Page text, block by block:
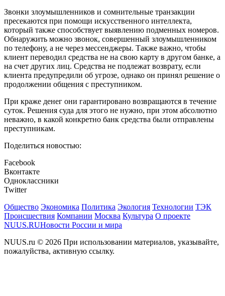
Звонки злоумышленников и сомнительные транзакции
пресекаются при помощи искусственного интеллекта,
который также способствует выявлению подменных номеров.
Обнаружить можно звонок, совершенный злоумышленником
по телефону, а не через мессенджеры. Также важно, чтобы
клиент переводил средства не на свою карту в другом банке, а
на счет других лиц. Средства не подлежат возврату, если
клиента предупредили об угрозе, однако он принял решение о
продолжении общения с преступником.
При краже денег они гарантировано возвращаются в течение
суток. Решения суда для этого не нужно, при этом абсолютно
неважно, в какой конкретно банк средства были отправлены
преступникам.
Поделиться новостью:
Facebook
Вконтакте
Одноклассники
Twitter
Общество Экономика Политика Экология Технологии ТЭК
Происшествия Компании Москва Культура О проекте
NUUS.RUНовости России и мира
NUUS.ru © 2026 При использовании материалов, указывайте,
пожалуйства, активную ссылку.